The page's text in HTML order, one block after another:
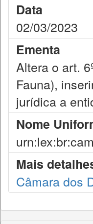
Data
02/03/2023
Ementa
Altera o art.
Fauna),
jurídica a
Nome
Mais
Câmara dos